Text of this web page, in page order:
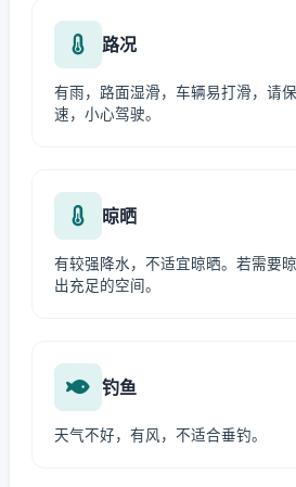
路况
有雨，路面湿滑，车辆易打滑，请
速，小心驾驶。
晾晒
有较强降水，不适宜晾晒。若需要
出充足的空间。
钓鱼
天气不好，有风，不适合垂钓。